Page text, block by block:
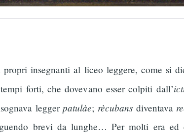
insegnanti al liceo leggere, come si
forti, che dovevano esser colpiti dall’
leggerpatulàe; rècubans diventava
brevi da lunghe… Per molti era ed